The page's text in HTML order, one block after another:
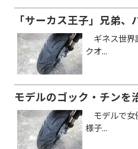
「サーカス王子」兄弟
ギネス世界
クオ...
モデルのゴック・チンを
モデルで女
様子...